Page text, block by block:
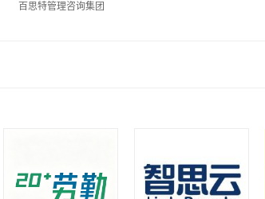
百思特管理咨询集团